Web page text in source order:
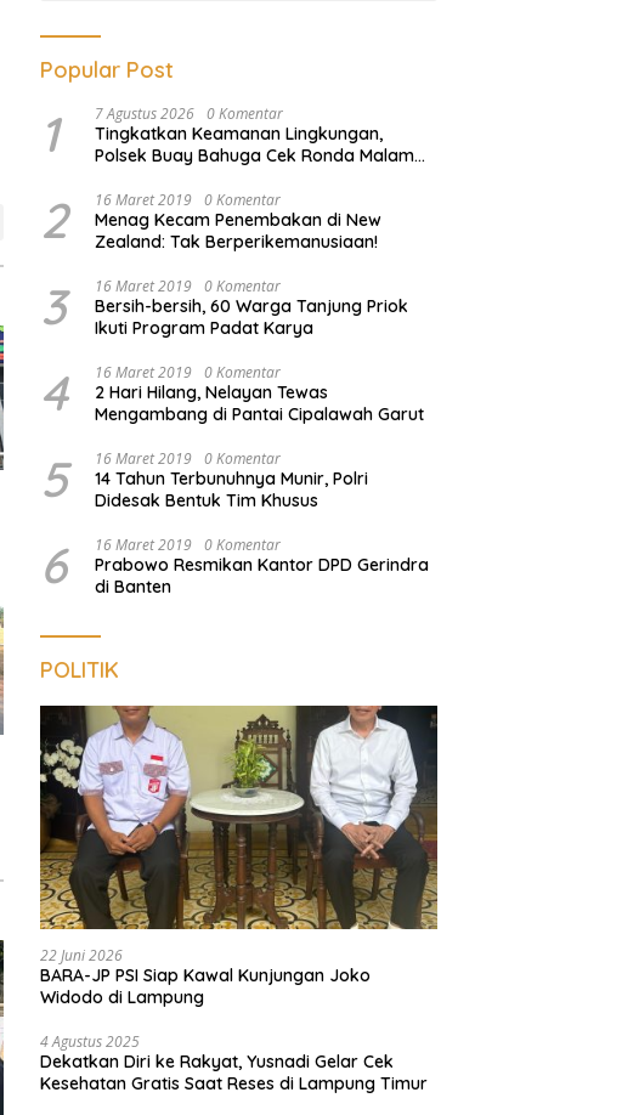
Popular Post
1 7 Agustus 2026 0 Komentar
Tingkatkan Keamanan Lingkungan,
Polsek Buay Bahuga Cek Ronda Malam
2 16 Maret 2019 0 Komentar
Menag Kecam Penembakan di New
Zealand: Tak Berperikemanusiaan!
3 16 Maret 2019 0 Komentar
Bersih-bersih, 60 Warga Tanjung Priok
Ikuti Program Padat Karya
4 16 Maret 2019 0 Komentar
2 Hari Hilang, Nelayan Tewas
Mengambang di Pantai Cipalawah Garut
5 16 Maret 2019 0 Komentar
14 Tahun Terbunuhnya Munir, Polri
Didesak Bentuk Tim Khusus
6 16 Maret 2019 0 Komentar
Prabowo Resmikan Kantor DPD Gerindra
di Banten
POLITIK
22 Juni 2026
BARA-JP PSI Siap Kawal Kunjungan Joko
Widodo di Lampung
4 Agustus 2025
Dekatkan Diri ke Rakyat, Yusnadi Gelar Cek
Kesehatan Gratis Saat Reses di Lampung Timur